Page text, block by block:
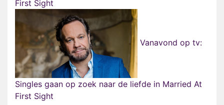
First Sight
Vanavond op tv:
Singles gaan op zoek naar de liefde in Married At
First Sight